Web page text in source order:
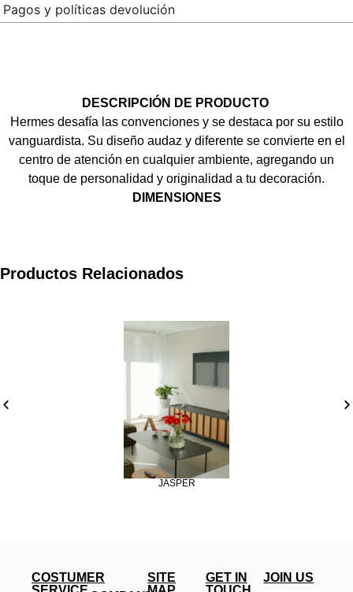
Pagos y políticas devolución
DESCRIPCIÓN DE PRODUCTO
Hermes desafía las convenciones y se destaca por su estilo
vanguardista. Su diseño audaz y diferente se convierte en el
centro de atención en cualquier ambiente, agregando un
toque de personalidad y originalidad a tu decoración.
DIMENSIONES
Productos Relacionados
JASPER
COSTUMER
SITE
GET IN
JOIN US